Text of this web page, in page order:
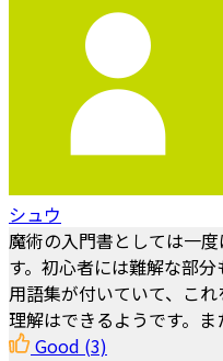
シュウ
魔術の入門書としては一
す。初心者には難解な部
用語集が付いていて、こ
理解はできるようです。
Good (3)